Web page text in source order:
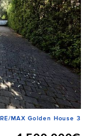
RE/MAX Golden House 3